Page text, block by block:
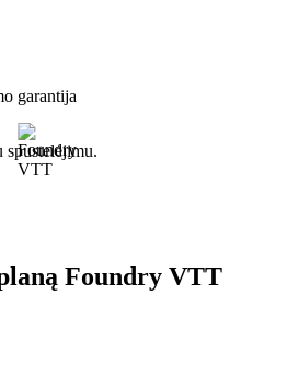
garantija
Foundry VTT